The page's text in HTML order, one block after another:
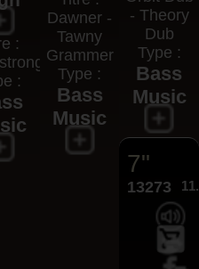
:
:
Dawner -
Tawny
Grammer
Type :
Bass
Music
- Theory
Dub
Type :
Bass
Music
7"
13273